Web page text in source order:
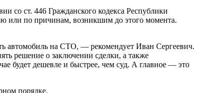
со ст. 446 Гражданского кодекса Республики
или по причинам, возникшим до этого момента.
автомобиль на СТО, — рекомендует Иван Сергеевич.
решение о заключении сделки, а также
будет дешевле и быстрее, чем суд. А главное — это
порядке.